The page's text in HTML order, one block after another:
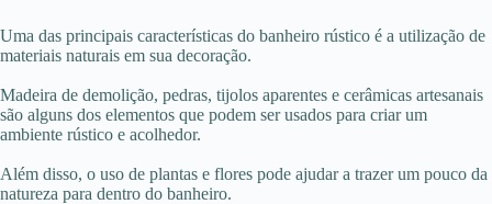
Uma das principais características do banheiro rústico é a utilização de
materiais naturais em sua decoração.
Madeira de demolição, pedras, tijolos aparentes e cerâmicas artesanais
são alguns dos elementos que podem ser usados para criar um
ambiente rústico e acolhedor.
Além disso, o uso de plantas e flores pode ajudar a trazer um pouco da
natureza para dentro do banheiro.